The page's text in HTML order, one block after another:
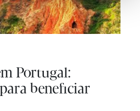
Portugal:
beneficiar